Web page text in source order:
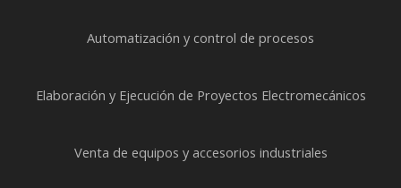
Automatización y control de procesos
Elaboración y Ejecución de Proyectos Electromecánicos
Venta de equipos y accesorios industriales